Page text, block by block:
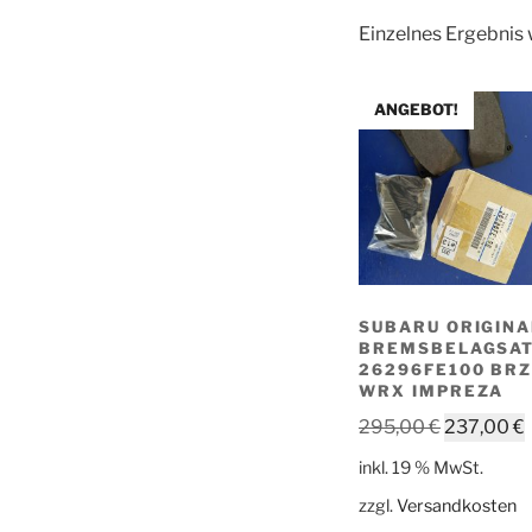
Einzelnes
ANGEBOT!
SUBARU
26296FE100 BRZ
WRX IMPREZA
295,00€
295,00 €
237,00€
inkl. 19 % MwSt.
zzgl.Versandkosten